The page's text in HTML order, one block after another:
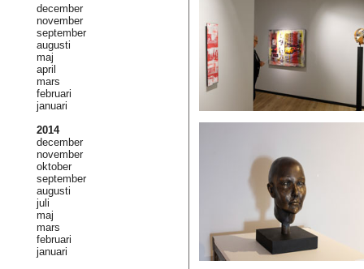
december
november
september
augusti
maj
april
mars
februari
januari
2014
december
november
oktober
september
augusti
juli
maj
mars
februari
januari